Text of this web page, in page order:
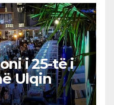
i 25-të i
Ulqin